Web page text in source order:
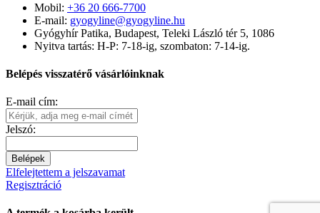
Mobil: +36 20 666-7700
E-mail: gyogyline@gyogyline.hu
Gyógyhír Patika, Budapest, Teleki László tér 5, 1086
Nyitva tartás: H-P: 7-18-ig, szombaton: 7-14-ig.
Belépés visszatérő vásárlóinknak
E-mail cím:
Jelszó:
Belépek
Elfelejtettem a jelszavamat
Regisztráció